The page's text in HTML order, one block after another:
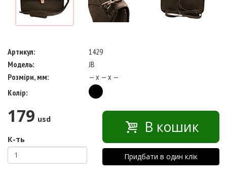
Артикул:
1429
Модель:
JB
Розміри, мм:
— x — x —
Колір:
179 usd
К-ть
В кошик
Придбати в один клік